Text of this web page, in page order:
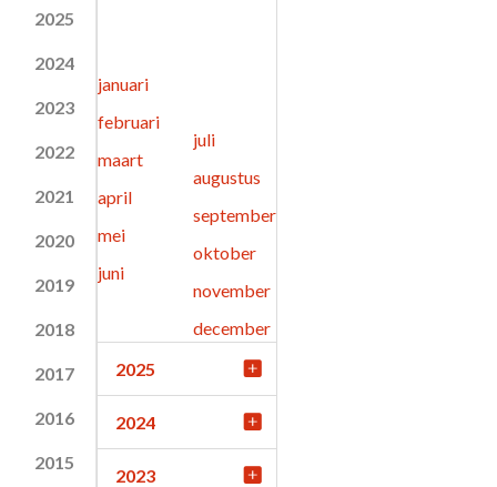
2025
2024
2023
2022
2021
2020
2019
2018
2017
2016
2015
januari
februari
maart
april
mei
juni
juli
augustus
september
oktober
november
december
2025
2024
2023